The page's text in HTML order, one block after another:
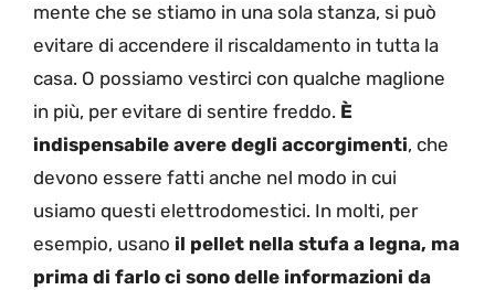
mente che se stiamo in una sola stanza, si può
evitare di accendere il riscaldamento in tutta la
casa. O possiamo vestirci con qualche maglione
in più, per evitare di sentire freddo. È
indispensabile avere degli accorgimenti, che
devono essere fatti anche nel modo in cui
usiamo questi elettrodomestici. In molti, per
esempio, usano il pellet nella stufa a legna, ma
prima di farlo ci sono delle informazioni da